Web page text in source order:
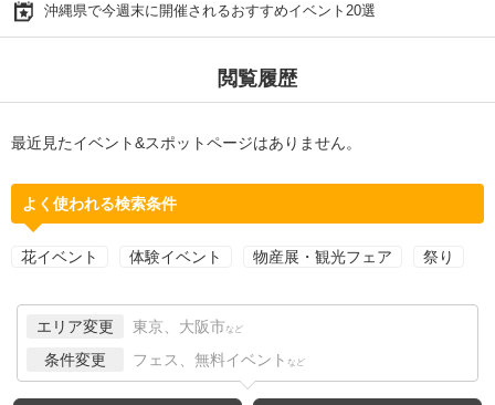
沖縄県で今週末に開催されるおすすめイベント20選
閲覧履歴
最近見たイベント&スポットページはありません。
よく使われる検索条件
花イベント 体験イベント 物産展・観光フェア 祭り
エリア変更 東京、大阪市 など
条件変更 フェス、無料イベント など